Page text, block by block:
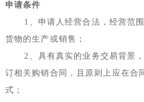
申请条件
1 、申请人经营合法，经营范
货物的生产或销售；
2 、具有真实的业务交易背景
订相关购销合同，且原则上应在合
式；